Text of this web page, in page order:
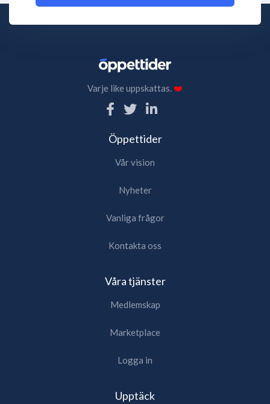
Varje like uppskattas.❤️
Öppettider
Vår vision
Nyheter
Vanliga frågor
Kontakta oss
Våra tjänster
Medlemskap
Marketplace
Logga in
Upptäck